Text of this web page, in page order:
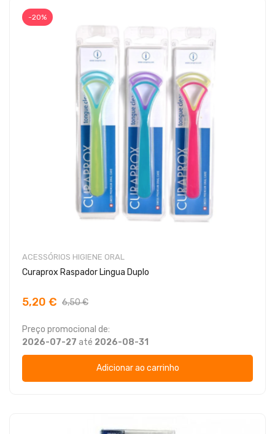
-20%
ACESSÓRIOS HIGIENE ORAL
Curaprox Raspador Lingua Duplo
5,20 € 6,50 €
Preço promocional de:
2026-07-27 até 2026-08-31
Adicionar ao carrinho